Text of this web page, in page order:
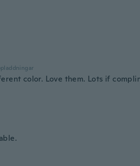
color. Love them. Lots if